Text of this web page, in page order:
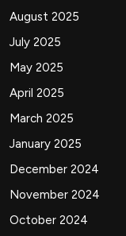
August 2025
July 2025
May 2025
April 2025
March 2025
January 2025
December 2024
November 2024
October 2024